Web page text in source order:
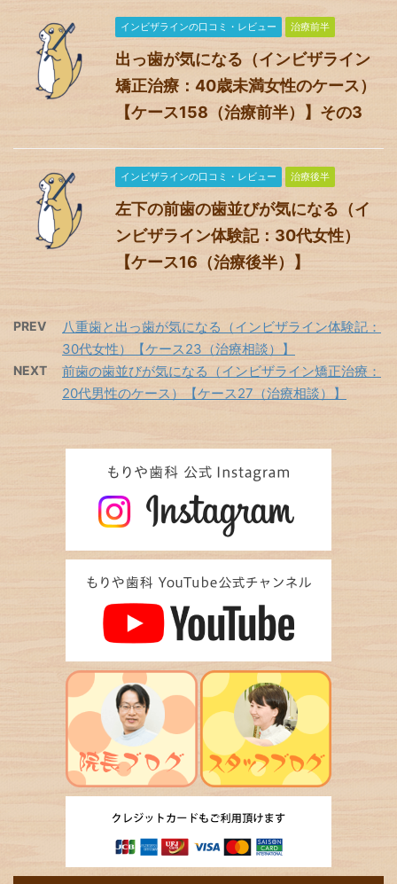
インビザラインの口コミ・レビュー 治療前半
出っ歯が気になる（インビザライン
矯正治療：40歳未満女性のケース）
【ケース158（治療前半）】その3
インビザラインの口コミ・レビュー 治療後半
左下の前歯の歯並びが気になる（イ
ンビザライン体験記：30代女性）
【ケース16（治療後半）】
PREV
八重歯と出っ歯が気になる（インビザライン体験記：
30代女性）【ケース23（治療相談）】
NEXT
前歯の歯並びが気になる（インビザライン矯正治療：
20代男性のケース）【ケース27（治療相談）】